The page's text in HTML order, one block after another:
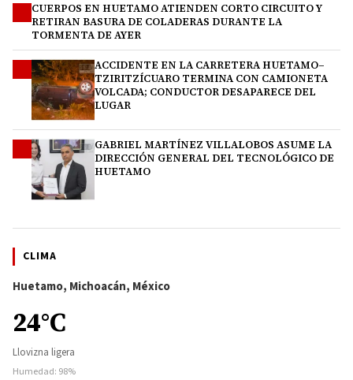
CUERPOS EN HUETAMO ATIENDEN CORTO CIRCUITO Y
RETIRAN BASURA DE COLADERAS DURANTE LA
TORMENTA DE AYER
ACCIDENTE EN LA CARRETERA HUETAMO–
TZIRITZÍCUARO TERMINA CON CAMIONETA
VOLCADA; CONDUCTOR DESAPARECE DEL
LUGAR
GABRIEL MARTÍNEZ VILLALOBOS ASUME LA
DIRECCIÓN GENERAL DEL TECNOLÓGICO DE
HUETAMO
CLIMA
Huetamo, Michoacán, México
24°C
Llovizna ligera
Humedad: 98%